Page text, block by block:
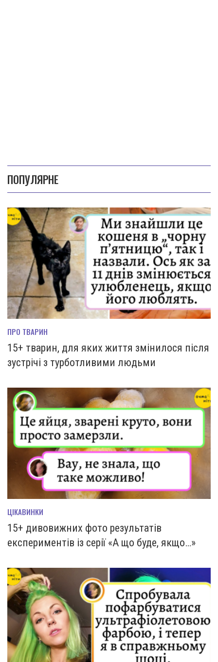
ПОПУЛЯРНЕ
ПРО ТВАРИН
15+ тварин, для яких життя змінилося після
зустрічі з турботливими людьми
ЦІКАВИНКИ
15+ дивовижних фото результатів
експериментів із серії «А що буде, якщо…»